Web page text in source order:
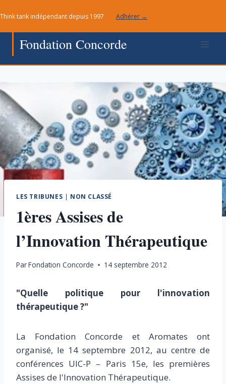
au
contenu
Think tank indépendant depuis 1997 Adhérer →
Fondation Concorde
LES TRIBUNES | NON CLASSÉ
1ères Assises de
l’Innovation Thérapeutique
ParFondation Concorde 14 septembre 2012
"Quelle politique pour l'innovation
thérapeutique ?"
La Fondation Concorde et Aromates ont
organisé, le 14 septembre 2012, au centre de
conférences UIC-P – Paris 15e, les premières
Assises de l'Innovation Thérapeutique.